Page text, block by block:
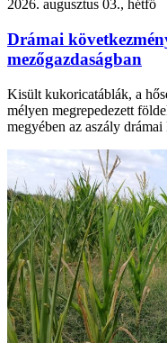
2026. augusztus 03., hétfő
Drámai
mezőgazdaságban
Kisült kukoricatáblák, a
mélyen megrepedezett
megyében az aszály